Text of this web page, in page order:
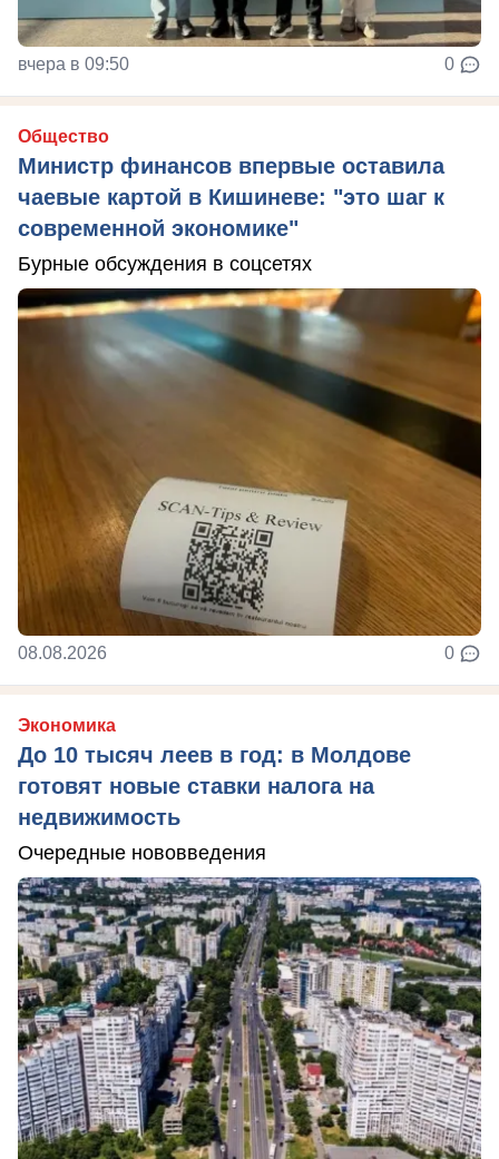
вчера в 09:50 0
Общество
Министр финансов впервые оставила
чаевые картой в Кишиневе: "это шаг к
современной экономике"
Бурные обсуждения в соцсетях
08.08.2026 0
Экономика
До 10 тысяч леев в год: в Молдове
готовят новые ставки налога на
недвижимость
Очередные нововведения